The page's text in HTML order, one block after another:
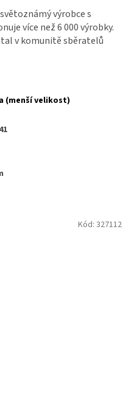
výrobce s
více než 6 000 výrobky.
v komunitě sběratelů
(menší velikost)
Kód: 327112